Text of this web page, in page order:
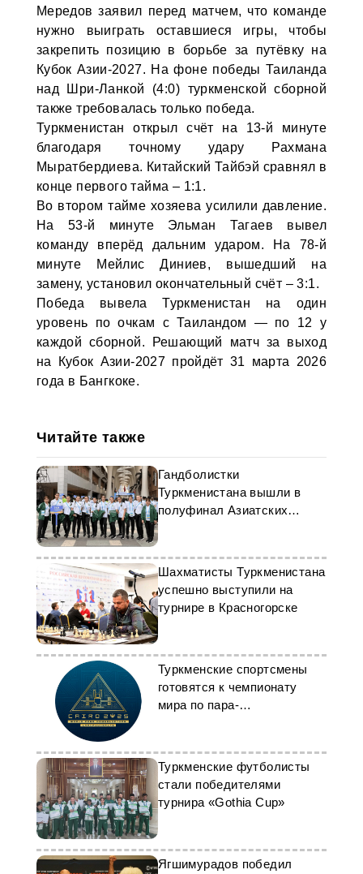
Мередов заявил перед матчем, что команде
нужно выиграть оставшиеся игры, чтобы
закрепить позицию в борьбе за путёвку на
Кубок Азии-2027. На фоне победы Таиланда
над Шри-Ланкой (4:0) туркменской сборной
также требовалась только победа.
Туркменистан открыл счёт на 13-й минуте
благодаря точному удару Рахмана
Мыратбердиева. Китайский Тайбэй сравнял в
конце первого тайма – 1:1.
Во втором тайме хозяева усилили давление.
На 53-й минуте Эльман Тагаев вывел
команду вперёд дальним ударом. На 78-й
минуте Мейлис Диниев, вышедший на
замену, установил окончательный счёт – 3:1.
Победа вывела Туркменистан на один
уровень по очкам с Таиландом — по 12 у
каждой сборной. Решающий матч за выход
на Кубок Азии-2027 пройдёт 31 марта 2026
года в Бангкоке.
Читайте также
Гандболистки
Туркменистана вышли в
полуфинал Азиатских
пляжных игр
Шахматисты Туркменистана
успешно выступили на
турнире в Красногорске
Туркменские спортсмены
готовятся к чемпионату
мира по пара-
Туркменские футболисты
стали победителями
турнира «Gothia Cup»
Ягшимурадов победил